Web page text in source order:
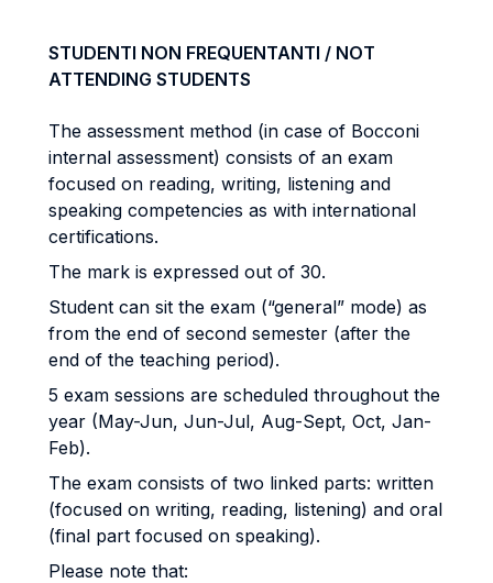
STUDENTI NON FREQUENTANTI / NOT
ATTENDING STUDENTS
The assessment method (in case of Bocconi
internal assessment) consists of an exam
focused on reading, writing, listening and
speaking competencies as with international
certifications.
The mark is expressed out of 30.
Student can sit the exam (“general” mode) as
from the end of second semester (after the
end of the teaching period).
5 exam sessions are scheduled throughout the
year (May-Jun, Jun-Jul, Aug-Sept, Oct, Jan-
Feb).
The exam consists of two linked parts: written
(focused on writing, reading, listening) and oral
(final part focused on speaking).
Please note that: